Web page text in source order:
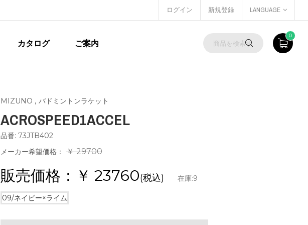
ログイン 新規登録 LANGUAGE
カタログ ご案内
0
MIZUNO , バドミントンラケット
ACROSPEED1ACCEL
品番: 73JTB402
メーカー希望価格： ￥ 29700
販売価格：￥ 23760(税込) 在庫:9
09/ネイビー×ライム